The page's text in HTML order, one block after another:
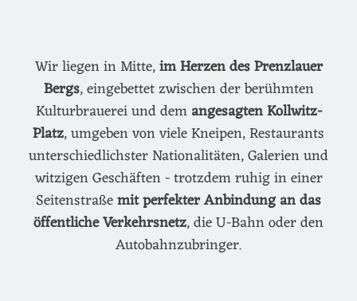
Wir liegen in Mitte,im Herzen des Prenzlauer
Bergs, eingebettet zwischen der berühmten
Kulturbrauerei und demangesagten Kollwitz-
Platz, umgeben von viele Kneipen, Restaurants
unterschiedlichster Nationalitäten, Galerien und
witzigen Geschäften - trotzdem ruhig in einer
Seitenstraßemit perfekter Anbindung an das
öffentliche Verkehrsnetz, die U-Bahn oder den
Autobahnzubringer.